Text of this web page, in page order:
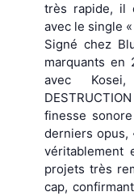
très rapide, il
avec le single
Signé chez
marquants en
avec
finesse
derniers opus,
véritablement
projets très
cap,